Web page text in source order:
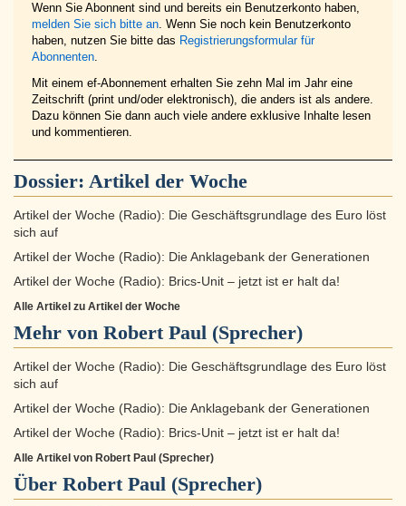
Wenn Sie Abonnent sind und bereits ein Benutzerkonto haben,
melden Sie sich bitte an. Wenn Sie noch kein Benutzerkonto
haben, nutzen Sie bitte das Registrierungsformular für
Abonnenten.
Mit einem ef-Abonnement erhalten Sie zehn Mal im Jahr eine
Zeitschrift (print und/oder elektronisch), die anders ist als andere.
Dazu können Sie dann auch viele andere exklusive Inhalte lesen
und kommentieren.
Dossier: Artikel der Woche
Artikel der Woche (Radio): Die Geschäftsgrundlage des Euro löst
sich auf
Artikel der Woche (Radio): Die Anklagebank der Generationen
Artikel der Woche (Radio): Brics-Unit – jetzt ist er halt da!
Alle Artikel zu Artikel der Woche
Mehr von Robert Paul (Sprecher)
Artikel der Woche (Radio): Die Geschäftsgrundlage des Euro löst
sich auf
Artikel der Woche (Radio): Die Anklagebank der Generationen
Artikel der Woche (Radio): Brics-Unit – jetzt ist er halt da!
Alle Artikel von Robert Paul (Sprecher)
Über Robert Paul (Sprecher)